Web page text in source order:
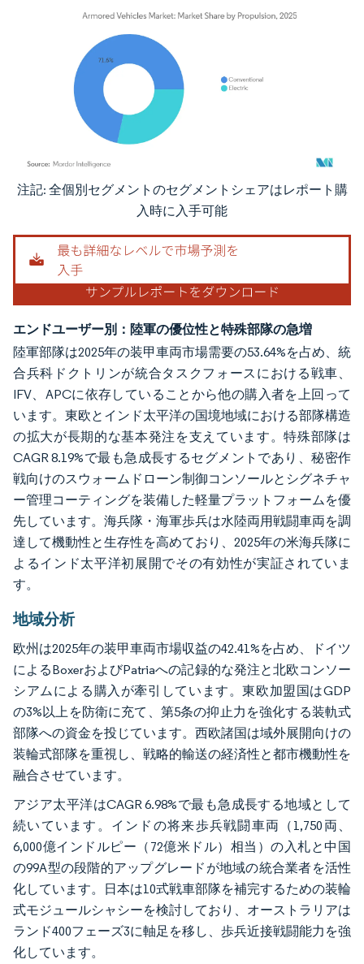
画像 © Mordor Intelligence。再利用にはCC BY 4.0の表示が必要です。
注記: 全個別セグメントのセグメントシェアはレポート購
入時に入手可能
エンドユーザー別：陸軍の優位性と特殊部隊の急増
陸軍部隊は2025年の装甲車両市場需要の53.64%を占め、統
合兵科ドクトリンが統合タスクフォースにおける戦車、
IFV、APCに依存していることから他の購入者を上回って
います。東欧とインド太平洋の国境地域における部隊構造
の拡大が長期的な基本発注を支えています。特殊部隊は
CAGR 8.19%で最も急成長するセグメントであり、秘密作
戦向けのスウォームドローン制御コンソールとシグネチャ
ー管理コーティングを装備した軽量プラットフォームを優
先しています。海兵隊・海軍歩兵は水陸両用戦闘車両を調
達して機動性と生存性を高めており、2025年の米海兵隊に
よるインド太平洋初展開でその有効性が実証されていま
す。
地域分析
欧州は2025年の装甲車両市場収益の42.41%を占め、ドイツ
によるBoxerおよびPatriaへの記録的な発注と北欧コンソー
シアムによる購入が牽引しています。東欧加盟国はGDP
の3%以上を防衛に充て、第5条の抑止力を強化する装軌式
部隊への資金を投じています。西欧諸国は域外展開向けの
装輪式部隊を重視し、戦略的輸送の経済性と都市機動性を
融合させています。
アジア太平洋はCAGR 6.98%で最も急成長する地域として
続いています。インドの将来歩兵戦闘車両（1,750両、
6,000億インドルピー（72億米ドル）相当）の入札と中国
の99A型の段階的アップグレードが地域の統合業者を活性
化しています。日本は10式戦車部隊を補完するための装輪
式モジュールシャシーを検討しており、オーストラリアは
ランド400フェーズ3に軸足を移し、歩兵近接戦闘能力を強
化しています。